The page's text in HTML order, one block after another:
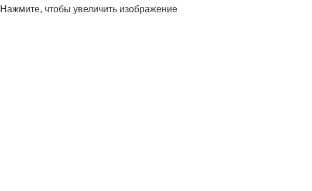
Нажмите, чтобы увеличить изображение